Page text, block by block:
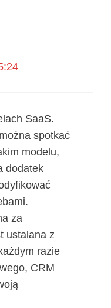
SaaS.
spotkać
modelu,
dodatek
za
ustalana z
razie
CRM